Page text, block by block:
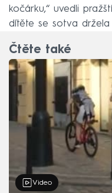
kočárku,“ uvedli
dítěte se sotva
Čtěte také
Video